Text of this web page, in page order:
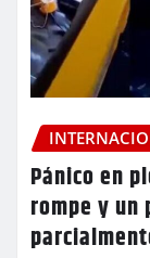
Pánico en
rompe y un